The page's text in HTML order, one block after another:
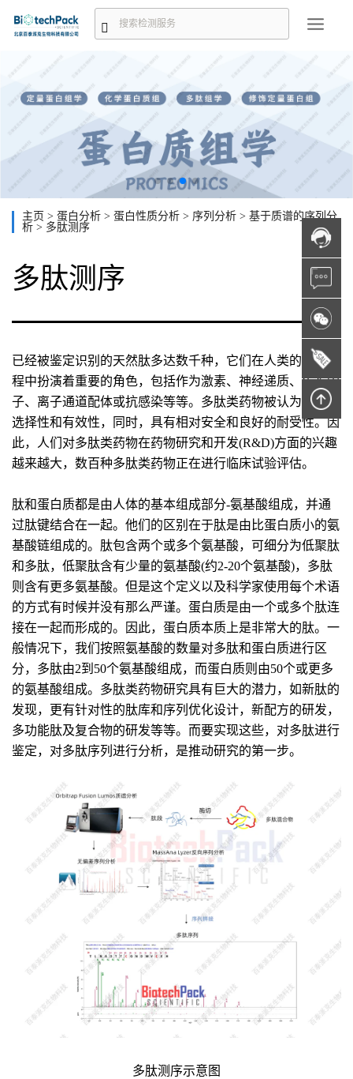
主页 > 蛋白分析 > 蛋白性质分析 > 序列分析 > 基于质谱的序列分
析 > 多肽测序
多肽测序
已经被鉴定识别的天然肽多达数千种，它们在人类的生理过
程中扮演着重要的角色，包括作为激素、神经递质、生长因
子、离子通道配体或抗感染等等。多肽类药物被认为具有高
选择性和有效性，同时，具有相对安全和良好的耐受性。因
此，人们对多肽类药物在药物研究和开发(R&D)方面的兴趣
越来越大，数百种多肽类药物正在进行临床试验评估。
肽和蛋白质都是由人体的基本组成部分-氨基酸组成，并通
过肽键结合在一起。他们的区别在于肽是由比蛋白质小的氨
基酸链组成的。肽包含两个或多个氨基酸，可细分为低聚肽
和多肽，低聚肽含有少量的氨基酸(约2-20个氨基酸)，多肽
则含有更多氨基酸。但是这个定义以及科学家使用每个术语
的方式有时候并没有那么严谨。蛋白质是由一个或多个肽连
接在一起而形成的。因此，蛋白质本质上是非常大的肽。一
般情况下，我们按照氨基酸的数量对多肽和蛋白质进行区
分，多肽由2到50个氨基酸组成，而蛋白质则由50个或更多
的氨基酸组成。多肽类药物研究具有巨大的潜力，如新肽的
发现，更有针对性的肽库和序列优化设计，新配方的研发，
多功能肽及复合物的研发等等。而要实现这些，对多肽进行
鉴定，对多肽序列进行分析，是推动研究的第一步。
多肽测序示意图